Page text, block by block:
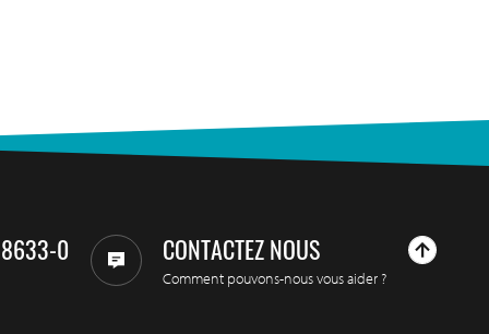
0 CONTACTEZ NOUS
Comment pouvons-nous vous aider ?